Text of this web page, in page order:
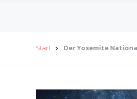
Start Der Yosemite